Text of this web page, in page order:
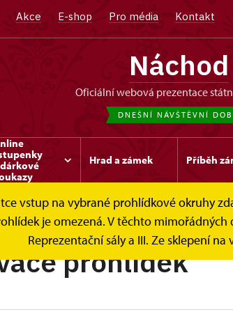
Akce E-shop Pro média Kontakt
Náchod
oficiální webová prezentace
DNEŠNÍ NÁVŠTĚVNÍ
Hrad a zámek Příběh
vstup na vybrané prohlídkové okruhy
je omezená. V těchto
Reprezentační sály a III. Ze sklepení na
prohlídek